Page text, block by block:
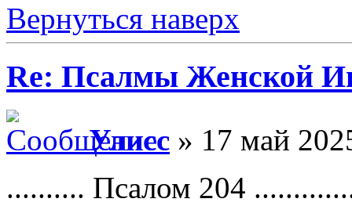
Вернуться наверх
Re: Псалмы Женской
Улисс » 17 май
.......... Псалом 204